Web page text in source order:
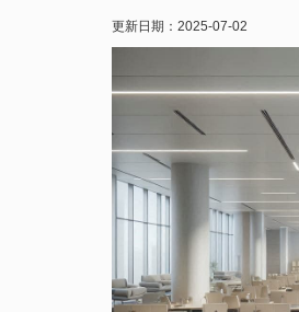
更新日期： 2025-07-02